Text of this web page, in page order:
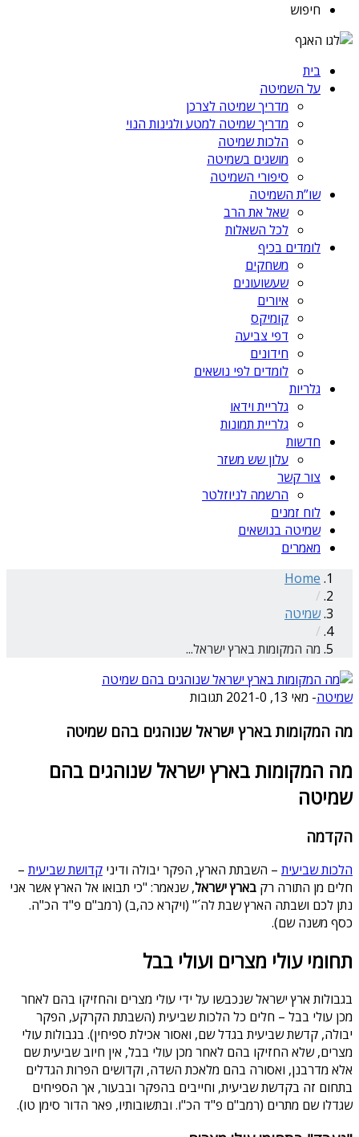
חיפוש
בית
על השמיטה
מדריך שמיטה לצרכן
מדריך שמיטה למטע ולגינות הנוי
הלכות שמיטה
מושגים בשמיטה
סיפורי השמיטה
שו”ת השמיטה
שאל את הרב
לכל השאלות
לומדים בכיף
משחקים
שעשועונים
איורים
קומיקס
דפי צביעה
חידונים
לומדים לפי נושאים
גלריות
גלריית וידאו
גלריית תמונות
חדשות
עלון שש משזר
צור קשר
הרשמה לניוזלטר
לוח זמנים
שמיטה בנושאים
מאמרים
Home
/
שמיטה
/
מה המקומות בארץ ישראל...
שמיטה- מאי 13, 2021 -0 תגובות
מה המקומות בארץ ישראל שנוהגים בהם שמיטה
מה המקומות בארץ ישראל שנוהגים בהם
שמיטה
הקדמה
הלכות שביעית – השבתת הארץ, הפקר יבולה ודיני קדושת שביעית –
חלים מן התורה רק בארץ ישראל, שנאמר: "כי תבואו אל הארץ אשר אני
נתן לכם ושבתה הארץ שבת לה´" (ויקרא כה,ב) (רמב"ם פ"ד הכ"ה.
כסף משנה שם).
תחומי עולי מצרים ועולי בבל
בגבולות ארץ ישראל שנכבשו על ידי עולי מצרים והחזיקו בהם לאחר
מכן עולי בבל – חלים כל הלכות שביעית (השבתת הקרקע, הפקר
יבולה, קדשת שביעית בגדל שם, ואסור אכילת ספיחין). בגבולות עולי
מצרים, שלא החזיקו בהם לאחר מכן עולי בבל, אין חיוב שביעית שם
אלא מדרבנן, ואסורה בהם מלאכת השדה, וקדושים הפרות הגדלים
בתחום זה בקדשת שביעית, וחייבים בהפקר ובבעור, אך הספיחים
שגדלו שם מתרים (רמב"ם פ"ד הכ"ו. ובתשובותיו, פאר הדור סימן טו).